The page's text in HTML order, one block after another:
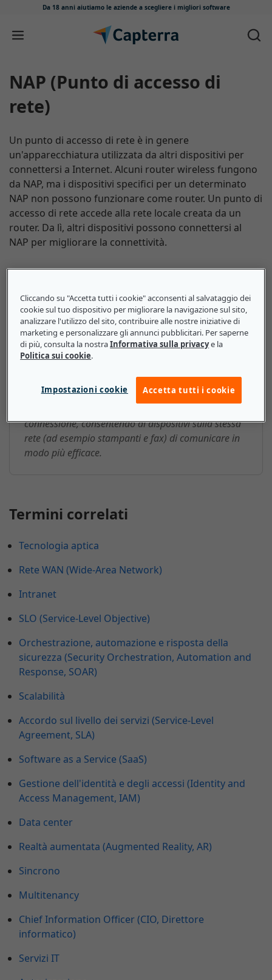
Da 18 anni aiutiamo le aziende a scegliere i migliori software
Salta e vai al contenuto
NAP (Punto di accesso di
rete)
Un punto di accesso di rete è in genere
un'apparecchiatura utilizzata da altri dispositivi per
connettersi a Internet. Alcuni router wireless fungono
da NAP, ma i dispositivi specifici per un determinato
NAP non possono funzionare come router. Un punto di
accesso di rete accede alla rete locale creata da un
router. Da lì, altri dispositivi possono connettersi al
NAP per migliorare la connettività.
NAP (Punto di accesso di rete):
ecco cosa devono sapere le
piccole e medie imprese
all'interno di un grande complesso di uffici o di una
struttura fisica per estendere facilmente la portata
connessione, consentendo ai dispositivi sulla stessa
rete (ad esempio stampanti e fax) di comunicare in
modo più efficace.
Termini correlati
Tecnologia aptica
Rete WAN (Wide-Area Network)
Intranet
SLO (Service-Level Objective)
Orchestrazione, automazione e risposta della
sicurezza (Security Orchestration, Automation and
Response, SOAR)
Scalabilità
Accordo sul livello dei servizi (Service-Level
Agreement, SLA)
Software as a Service (SaaS)
Gestione dell'identità e degli accessi (Identity and
Access Management, IAM)
Data center
Realtà aumentata (Augmented Reality, AR)
Sincrono
Multitenancy
Chief Information Officer (CIO, Direttore
informatico)
Servizi IT
Cliccando su "Accetta tutti i cookie" acconsenti al salvataggio dei
cookie sul tuo dispositivo per migliorare la navigazione sul sito,
analizzare l'utilizzo del sito, contribuire alle nostre iniziative di
marketing e personalizzare gli annunci pubblicitari. Per saperne
di più, consulta la nostraInformativa sulla privacye la
Politica sui cookie.
Impostazioni cookie Accetta tutti i cookie